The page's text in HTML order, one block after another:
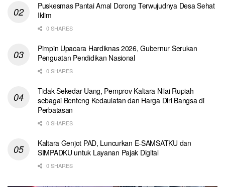
Puskesmas Pantai Amal Dorong Terwujudnya Desa Sehat
Iklim
0 SHARES
Pimpin Upacara Hardiknas 2026, Gubernur Serukan
Penguatan Pendidikan Nasional
0 SHARES
Tidak Sekedar Uang, Pemprov Kaltara Nilai Rupiah
sebagai Benteng Kedaulatan dan Harga Diri Bangsa di
Perbatasan
0 SHARES
Kaltara Genjot PAD, Luncurkan E-SAMSATKU dan
SIMPADKU untuk Layanan Pajak Digital
0 SHARES